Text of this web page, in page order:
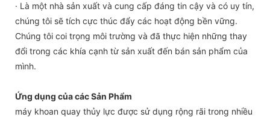
· Là một nhà sản xuất và cung cấp đáng tin cậy và có uy tín,
chúng tôi sẽ tích cực thúc đẩy các hoạt động bền vững.
Chúng tôi coi trọng môi trường và đã thực hiện những thay
đổi trong các khía cạnh từ sản xuất đến bán sản phẩm của
mình.
Ứng dụng của các Sản Phẩm
máy khoan quay thủy lực được sử dụng rộng rãi trong nhiều